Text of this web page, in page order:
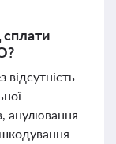
сплати
відсутність
анулювання